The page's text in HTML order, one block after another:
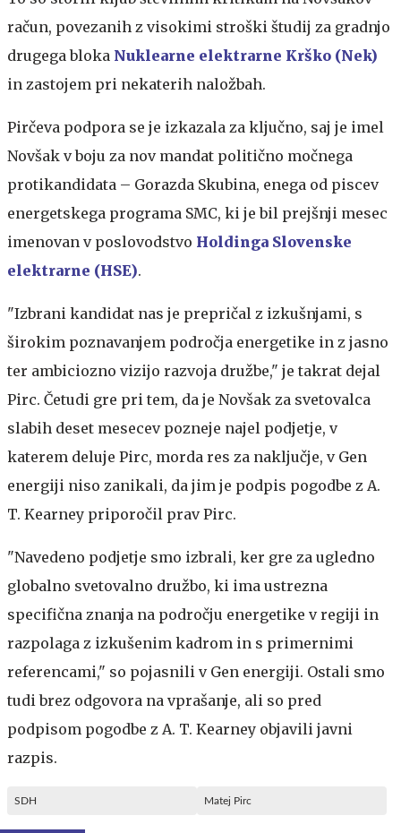
račun, povezanih z visokimi stroški študij za gradnjo
drugega bloka Nuklearne elektrarne Krško (Nek)
in zastojem pri nekaterih naložbah.
Pirčeva podpora se je izkazala za ključno, saj je imel
Novšak v boju za nov mandat politično močnega
protikandidata – Gorazda Skubina, enega od piscev
energetskega programa SMC, ki je bil prejšnji mesec
imenovan v poslovodstvo Holdinga Slovenske
elektrarne (HSE).
"Izbrani kandidat nas je prepričal z izkušnjami, s
širokim poznavanjem področja energetike in z jasno
ter ambiciozno vizijo razvoja družbe," je takrat dejal
Pirc. Četudi gre pri tem, da je Novšak za svetovalca
slabih deset mesecev pozneje najel podjetje, v
katerem deluje Pirc, morda res za naključje, v Gen
energiji niso zanikali, da jim je podpis pogodbe z A.
T. Kearney priporočil prav Pirc.
"Navedeno podjetje smo izbrali, ker gre za ugledno
globalno svetovalno družbo, ki ima ustrezna
specifična znanja na področju energetike v regiji in
razpolaga z izkušenim kadrom in s primernimi
referencami," so pojasnili v Gen energiji. Ostali smo
tudi brez odgovora na vprašanje, ali so pred
podpisom pogodbe z A. T. Kearney objavili javni
razpis.
SDH Matej Pirc